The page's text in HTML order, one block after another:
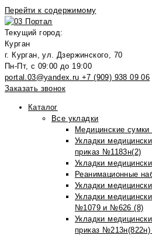
Перейти к содержимому
Текущий город:
Курган
г. Курган, ул. Дзержинского, 70
Пн-Пт, с 09:00 до 19:00
portal.03@yandex.ru +7 (909) 938 09 06
Заказать звонок
Каталог
Все укладки
Медицинские сумки
Укладки
приказ №1183н(2)
Укладки
Реанимационные
Укладки
Укладки
№1079 и №626 (8)
Укладки
приказ №213н(822н)